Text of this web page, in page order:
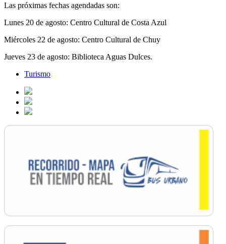
Las próximas fechas agendadas son:
Lunes 20 de agosto: Centro Cultural de Costa Azul
Miércoles 22 de agosto: Centro Cultural de Chuy
Jueves 23 de agosto: Biblioteca Aguas Dulces.
Turismo